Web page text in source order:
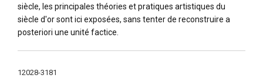
siècle, les principales théories et pratiques artistiques du
siècle d'or sont ici exposées, sans tenter de reconstruire a
posteriori une unité factice.
More
12028-3181